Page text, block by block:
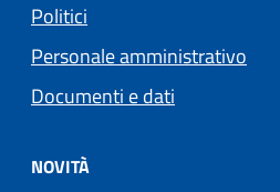
Politici
Personale amministrativo
Documenti e dati
NOVITÀ